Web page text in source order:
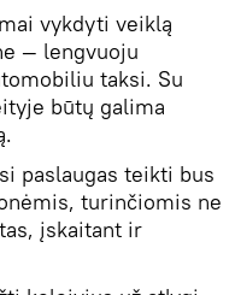
vykdyti veiklą
— lengvuoju
taksi. Su
būtų galima
paslaugas teikti bus
turinčiomis ne
įskaitant ir